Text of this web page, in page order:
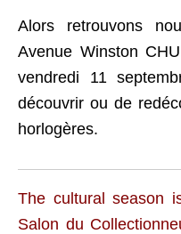
Alors retrouvons
Avenue Winston
vendredi 11
découvrir ou de
horlogères.
The cultural season
Salon du